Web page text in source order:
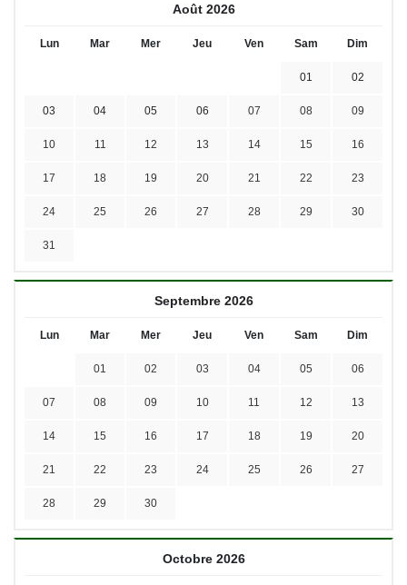
Août 2026
Lun Mar Mer Jeu Ven Sam Dim
01 02
03 04 05 06 07 08 09
10 11 12 13 14 15 16
17 18 19 20 21 22 23
24 25 26 27 28 29 30
31
Septembre 2026
Lun Mar Mer Jeu Ven Sam Dim
01 02 03 04 05 06
07 08 09 10 11 12 13
14 15 16 17 18 19 20
21 22 23 24 25 26 27
28 29 30
Octobre 2026